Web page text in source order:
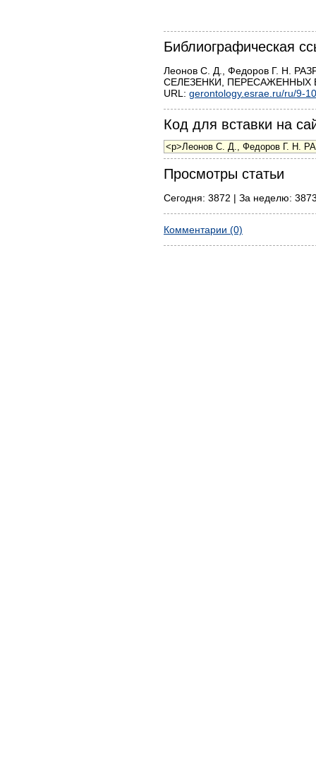
Библиографическая
Леонов С. Д., Федоров Г. Н.
СЕЛЕЗЕНКИ, ПЕРЕСАЖЕННЫХ
URL: gerontology.esrae.ru/ru/9-
Код для вставки на
Просмотры статьи
Сегодня: 3872 | За неделю:
Комментарии (0)